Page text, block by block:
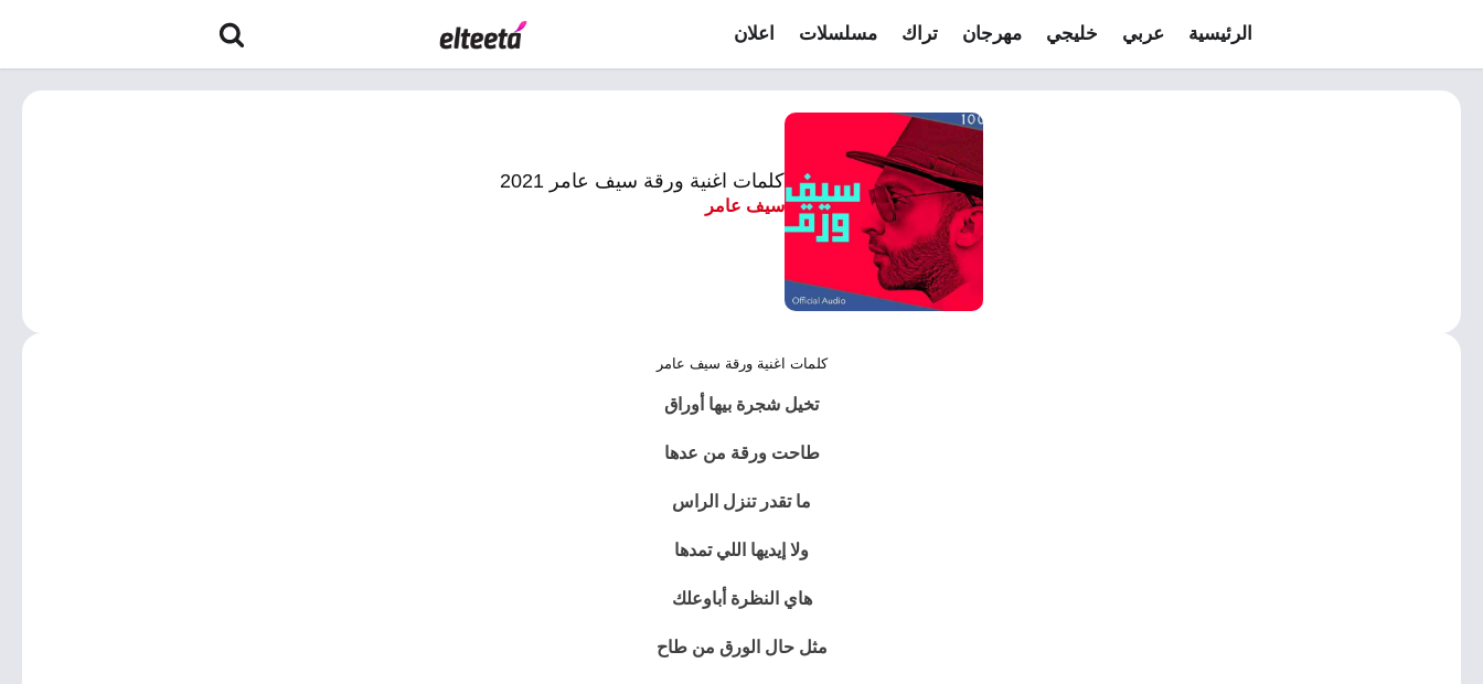
الرئيسية عربي خليجي مهرجان تراك مسلسلات اعلان
كلمات اغنية ورقة سيف عامر 2021
سيف عامر
كلمات اغنية ورقة سيف عامر
تخيل شجرة بيها أوراق
طاحت ورقة من عدها
ما تقدر تنزل الراس
ولا إيديها اللي تمدها
هاي النظرة أباوعلك
مثل حال الورق من طاح